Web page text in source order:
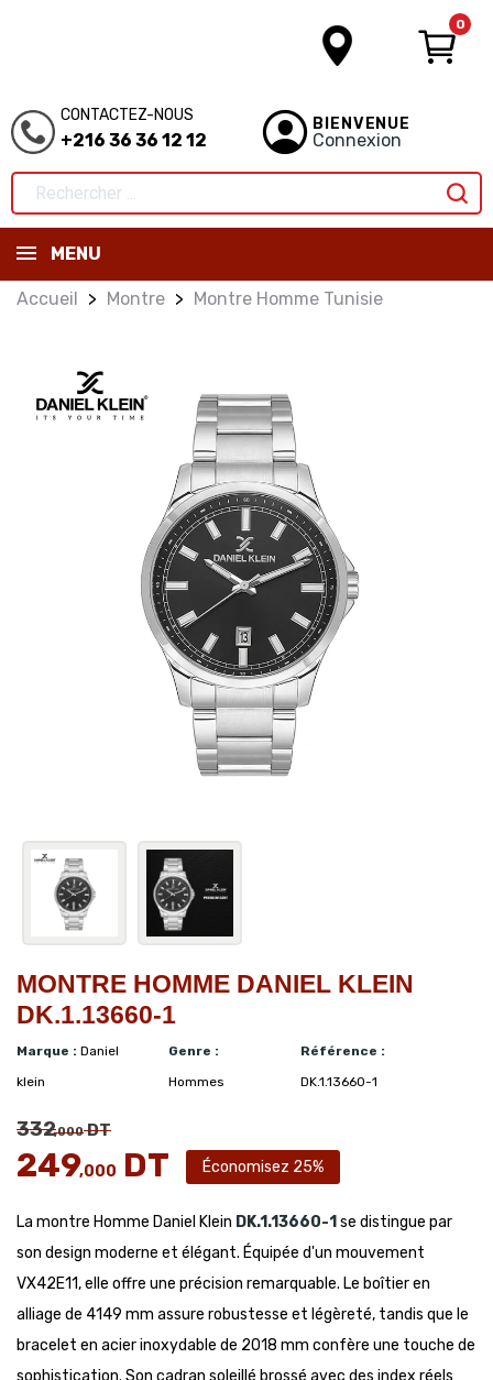
0
CONTACTEZ-NOUS
+216 36 36 12 12
BIENVENUE
Connexion
MENU
Accueil Montre Montre Homme Tunisie
MONTRE HOMME DANIEL KLEIN
DK.1.13660-1
Marque : Daniel
klein
Genre :
Hommes
Référence :
DK.1.13660-1
332,000DT
249,000 DT Économisez 25%
La montre Homme Daniel Klein DK.1.13660-1 se distingue par
son design moderne et élégant. Équipée d'un mouvement
VX42E11, elle offre une précision remarquable. Le boîtier en
alliage de 4149 mm assure robustesse et légèreté, tandis que le
bracelet en acier inoxydable de 2018 mm confère une touche de
sophistication. Son cadran soleillé brossé avec des index réels